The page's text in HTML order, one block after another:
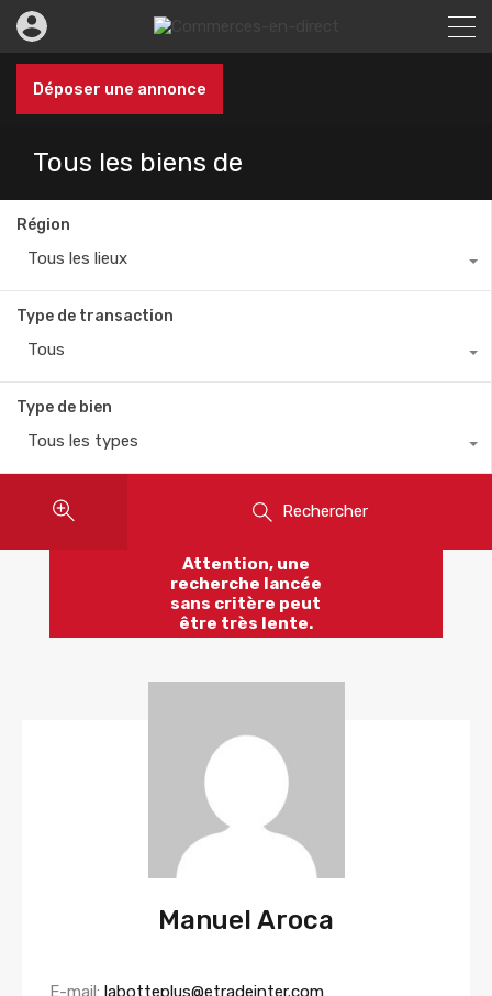
Déposer une annonce
Tous les biens de
Région
Tous les lieux
Type de transaction
Tous
Type de bien
Tous les types
Rechercher
Attention, une
recherche lancée
sans critère peut
être très lente.
Manuel Aroca
E-mail: labotteplus@etradeinter.com